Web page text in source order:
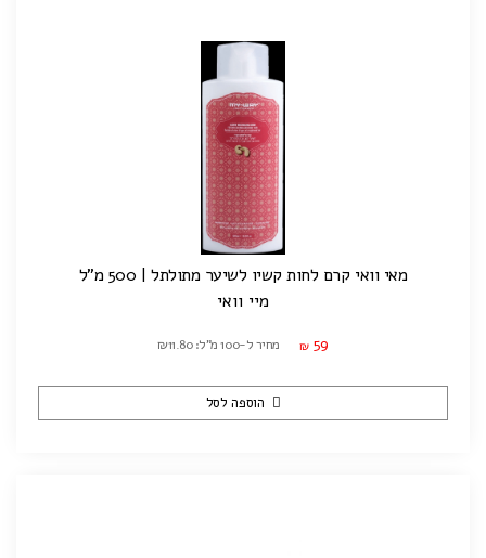
מאי וואי קרם לחות קשיו לשיער מתולתל | 500 מ"ל
מיי וואי
₪ 59 מחיר ל-100 מ"ל: ₪11.80
הוספה לסל